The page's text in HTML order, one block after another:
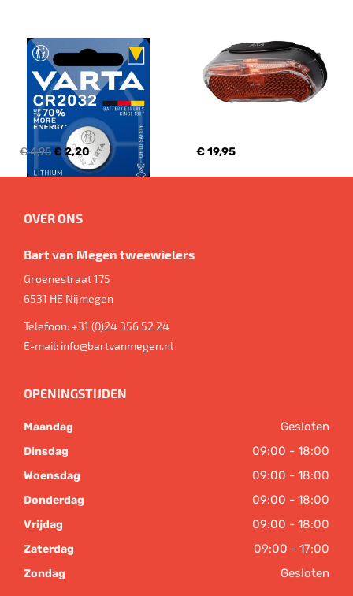
€ 4,95€ 2,20 € 19,95
OVER ONS
Bart van Megen tweewielers
Groenestraat 175
6531 HE Nijmegen
Telefoon:+31 (0)24 356 52 24
E-mail: info@bartvanmegen.nl
OPENINGSTIJDEN
Maandag Gesloten
Dinsdag 09:00 - 18:00
Woensdag 09:00 - 18:00
Donderdag 09:00 - 18:00
Vrijdag 09:00 - 18:00
Zaterdag 09:00 - 17:00
Zondag Gesloten